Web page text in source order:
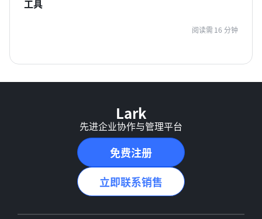
工具
阅读需 16 分钟
Lark
先进企业协作与管理平台
免费注册
立即联系销售